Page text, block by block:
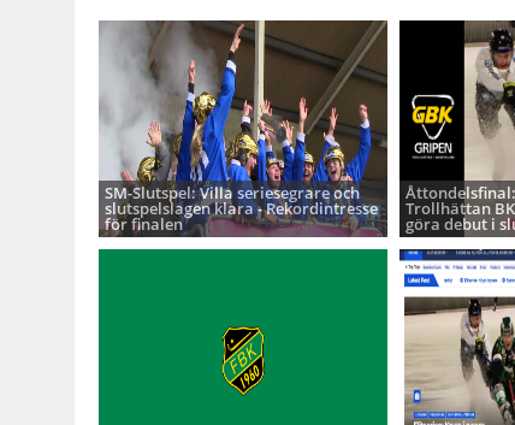
SM-Slutspel: Villa seriesegrare och
slutspelslagen klara - Rekordintresse
för finalen
Trollhättan
göra debut i